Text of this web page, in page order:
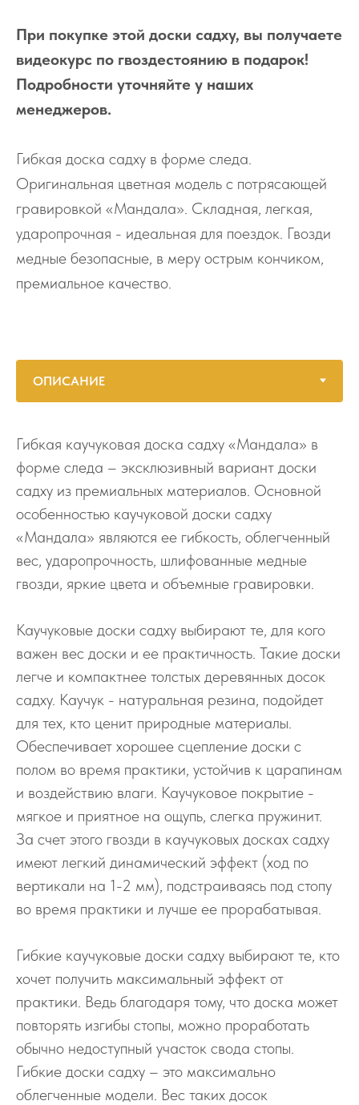
При покупке этой доски садху, вы получаете
видеокурс по гвоздестоянию в подарок!
Подробности уточняйте у наших
менеджеров.
Гибкая доска садху в форме следа.
Оригинальная цветная модель с потрясающей
гравировкой «Мандала». Складная, легкая,
ударопрочная - идеальная для поездок. Гвозди
медные безопасные, в меру острым кончиком,
премиальное качество.
Гибкая каучуковая доска садху «Мандала» в
форме следа – эксклюзивный вариант доски
садху из премиальных материалов. Основной
особенностью каучуковой доски садху
«Мандала» являются ее гибкость, облегченный
вес, ударопрочность, шлифованные медные
гвозди, яркие цвета и объемные гравировки.
Каучуковые доски садху выбирают те, для кого
важен вес доски и ее практичность. Такие доски
легче и компактнее толстых деревянных досок
садху. Каучук - натуральная резина, подойдет
для тех, кто ценит природные материалы.
Обеспечивает хорошее сцепление доски с
полом во время практики, устойчив к царапинам
и воздействию влаги. Каучуковое покрытие -
мягкое и приятное на ощупь, слегка пружинит.
За счет этого гвозди в каучуковых досках садху
имеют легкий динамический эффект (ход по
вертикали на 1-2 мм), подстраиваясь под стопу
во время практики и лучше ее прорабатывая.
Гибкие каучуковые доски садху выбирают те, кто
хочет получить максимальный эффект от
практики. Ведь благодаря тому, что доска может
повторять изгибы стопы, можно проработать
обычно недоступный участок свода стопы.
Гибкие доски садху – это максимально
облегченные модели. Вес таких досок